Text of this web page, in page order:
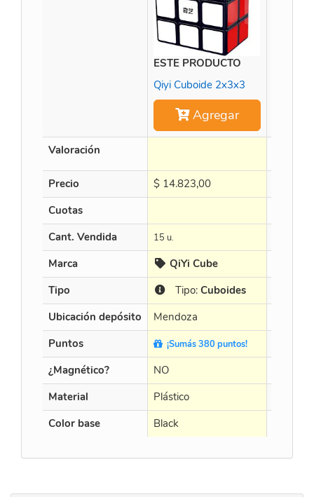
ESTE PRODUCTO
Qiyi Cuboide 2x3x3
Agregar
Valoración
Precio $ 14.823,00
Cuotas
Cant. Vendida 15 u.
Marca QiYi Cube
Tipo
Tipo: Cuboides
Ubicación depósito
Mendoza
Puntos
¡Sumás 380 puntos!
¿Magnético? NO
Material
Plástico
Color base
Black